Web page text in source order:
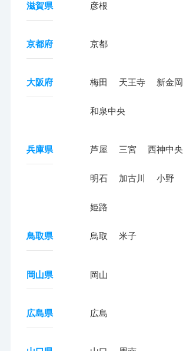
滋賀県 彦根
京都府 京都
大阪府 梅田 天王寺 新金岡
和泉中央
兵庫県 芦屋 三宮 西神中央
明石 加古川 小野
姫路
鳥取県 鳥取 米子
岡山県 岡山
広島県 広島